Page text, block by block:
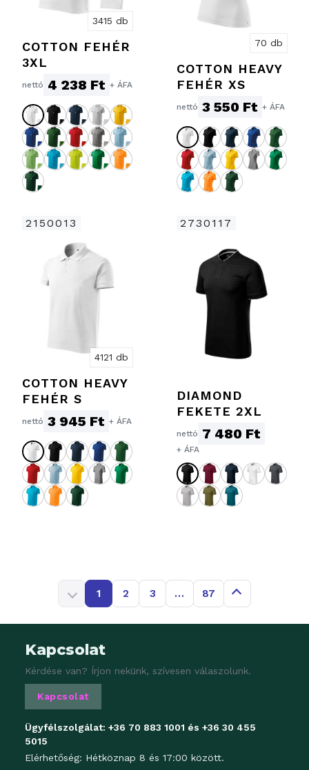
3415 db
COTTON FEHÉR
3XL
nettó 4 238 Ft + ÁFA
70 db
COTTON HEAVY
FEHÉR XS
nettó 3 550 Ft + ÁFA
2150013
4121 db
COTTON HEAVY
FEHÉR S
nettó 3 945 Ft + ÁFA
2730117
DIAMOND
FEKETE 2XL
nettó 7 480 Ft
+ ÁFA
1 2 3 … 87
Kapcsolat
Kérdése van? Írjon nekünk, szívesen válaszolunk.
Kapcsolat
Ügyfélszolgálat: +36 70 883 1001 és +36 30 455
5015
Elérhetőség: Hétköznap 8 és 17:00 között.